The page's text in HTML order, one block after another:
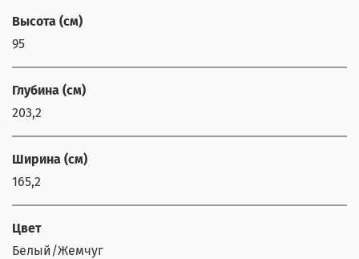
Высота (см)
95
Глубина (см)
203,2
Ширина (см)
165,2
Цвет
Белый/Жемчуг